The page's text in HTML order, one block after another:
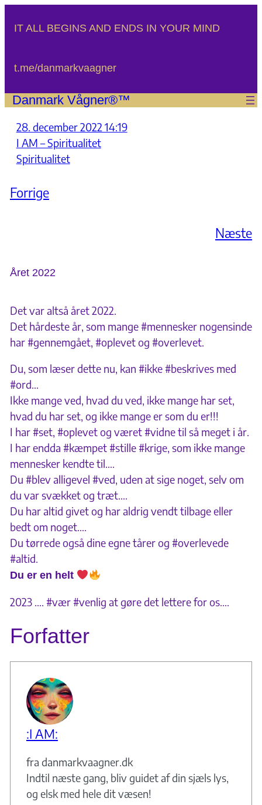
IT ALL BEGINS AND ENDS IN YOUR MIND
t.me/danmarkvaagner
Danmark Vågner®™
28. december 2022 14:19
I AM – Spiritualitet
Spiritualitet
Forrige
Næste
Året 2022
Det var altså året 2022.
Det hårdeste år, som mange #mennesker nogensinde
har #gennemgået, #oplevet og #overlevet.
Du, som læser dette nu, kan #ikke #beskrives med
#ord…
Ikke mange ved, hvad du ved, ikke mange har set,
hvad du har set, og ikke mange er som du er!!!
I har #set, #oplevet og været #vidne til så meget i år.
I har endda #kæmpet #stille #krige, som ikke mange
mennesker kendte til….
Du #blev alligevel #ved, uden at sige noget, selv om
du var svækket og træt….
Du har altid givet og har aldrig vendt tilbage eller
bedt om noget….
Du tørrede også dine egne tårer og #overlevede
#altid.
Du er en helt
2023 …. #vær #venlig at gøre det lettere for os….
Forfatter
:I AM:
fra danmarkvaagner.dk
Indtil næste gang, bliv guidet af din sjæls lys,
og elsk med hele dit væsen!